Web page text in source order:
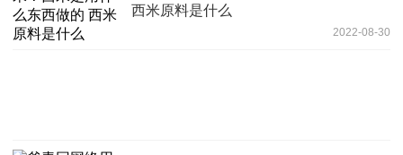
西米原料是什么
2022-08-30